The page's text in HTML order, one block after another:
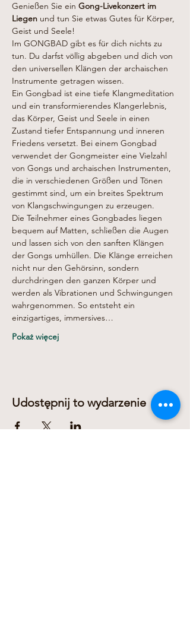
Genießen Sie ein Gong-Livekonzert im
Liegen und tun Sie etwas Gutes für Körper,
Geist und Seele!
Im GONGBAD gibt es für dich nichts zu
tun. Du darfst völlig abgeben und dich von
den universellen Klängen der archaischen
Instrumente getragen wissen.
Ein Gongbad ist eine tiefe Klangmeditation
und ein transformierendes Klangerlebnis,
das Körper, Geist und Seele in einen
Zustand tiefer Entspannung und inneren
Friedens versetzt. Bei einem Gongbad
verwendet der Gongmeister eine Vielzahl
von Gongs und archaischen Instrumenten,
die in verschiedenen Größen und Tönen
gestimmt sind, um ein breites Spektrum
von Klangschwingungen zu erzeugen.
Die Teilnehmer eines Gongbades liegen
bequem auf Matten, schließen die Augen
und lassen sich von den sanften Klängen
der Gongs umhüllen. Die Klänge erreichen
nicht nur den Gehörsinn, sondern
durchdringen den ganzen Körper und
werden als Vibrationen und Schwingungen
wahrgenommen. So entsteht ein
einzigartiges, immersives…
Pokaż więcej
Udostępnij to wydarzenie